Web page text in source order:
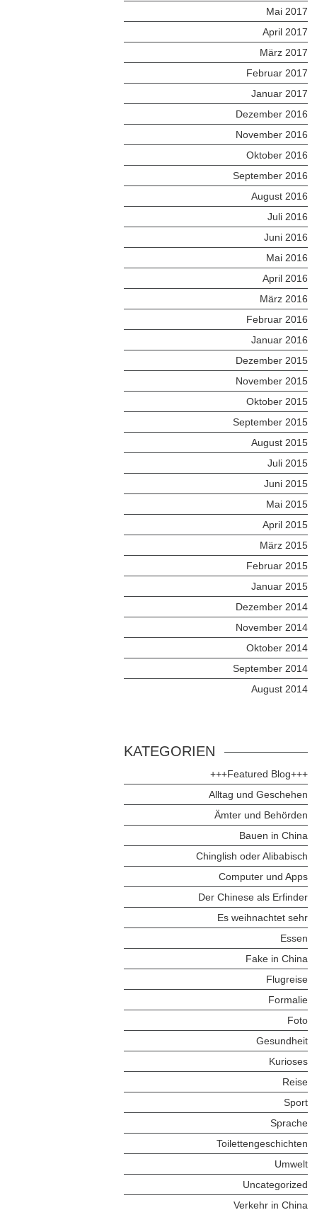
Mai 2017
April 2017
März 2017
Februar 2017
Januar 2017
Dezember 2016
November 2016
Oktober 2016
September 2016
August 2016
Juli 2016
Juni 2016
Mai 2016
April 2016
März 2016
Februar 2016
Januar 2016
Dezember 2015
November 2015
Oktober 2015
September 2015
August 2015
Juli 2015
Juni 2015
Mai 2015
April 2015
März 2015
Februar 2015
Januar 2015
Dezember 2014
November 2014
Oktober 2014
September 2014
August 2014
KATEGORIEN
+++Featured Blog+++
Alltag und Geschehen
Ämter und Behörden
Bauen in China
Chinglish oder Alibabisch
Computer und Apps
Der Chinese als Erfinder
Es weihnachtet sehr
Essen
Fake in China
Flugreise
Formalie
Foto
Gesundheit
Kurioses
Reise
Sport
Sprache
Toilettengeschichten
Umwelt
Uncategorized
Verkehr in China